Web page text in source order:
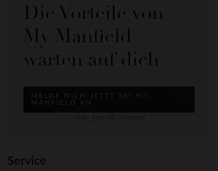
Die Vorteile von
My Manfield
warten auf dich
MELDE DICH JETZT BEI MY
MANFIELD AN
Service